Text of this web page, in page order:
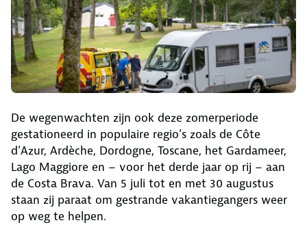
De wegenwachten zijn ook deze zomerperiode
gestationeerd in populaire regio’s zoals de Côte
d’Azur, Ardèche, Dordogne, Toscane, het Gardameer,
Lago Maggiore en – voor het derde jaar op rij – aan
de Costa Brava. Van 5 juli tot en met 30 augustus
staan zij paraat om gestrande vakantiegangers weer
op weg te helpen.